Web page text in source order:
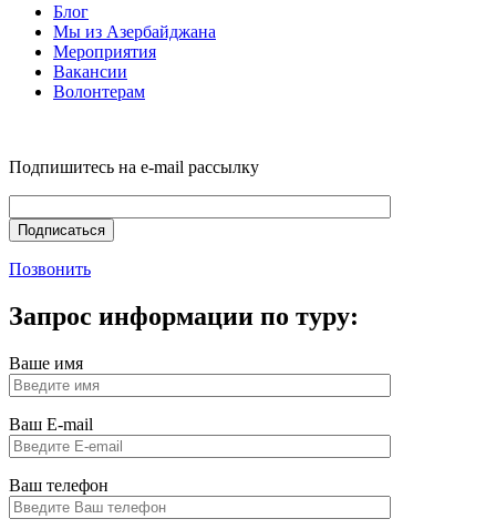
Блог
Мы из Азербайджана
Мероприятия
Вакансии
Волонтерам
Подпишитесь на e-mail рассылку
Позвонить
Запрос информации по туру:
Ваше имя
Ваш E-mail
Ваш телефон